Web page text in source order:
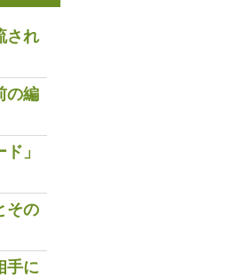
され
の編
」
その
手に